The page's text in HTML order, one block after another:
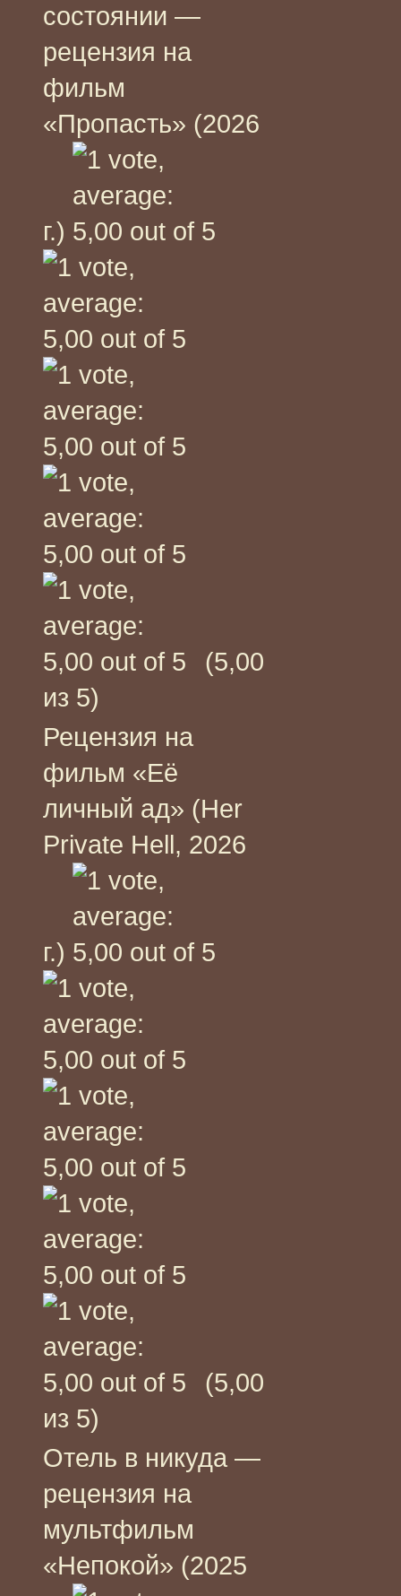
состоянии —
рецензия на
фильм
«Пропасть» (2026
г.)
(5,00
из 5)
Рецензия на
фильм «Её
личный ад» (Her
Private Hell, 2026
г.)
(5,00
из 5)
Отель в никуда —
рецензия на
мультфильм
«Непокой» (2025